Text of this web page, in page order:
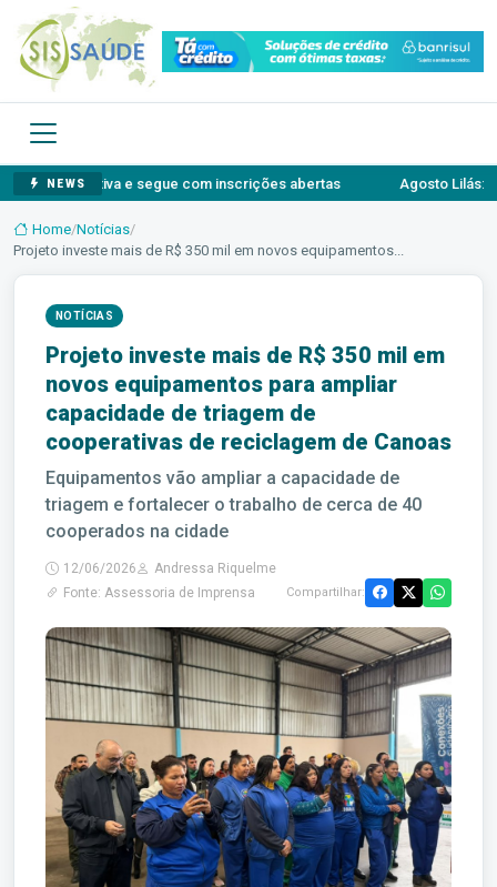
NEWS
e segue com inscrições abertas Agosto Lilás: o
Home/Notícias/
Projeto investe mais de R$ 350 mil em novos equipamentos...
NOTÍCIAS
Projeto investe mais de R$ 350 mil em
novos equipamentos para ampliar
capacidade de triagem de
cooperativas de reciclagem de Canoas
Equipamentos vão ampliar a capacidade de
triagem e fortalecer o trabalho de cerca de 40
cooperados na cidade
12/06/2026
Andressa Riquelme
Fonte: Assessoria de Imprensa
Compartilhar: